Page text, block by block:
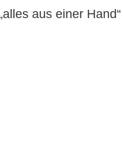
aus einer Hand“